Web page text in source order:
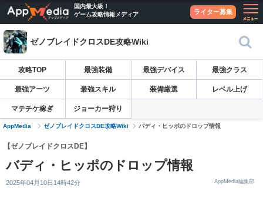
国内最大級！
ゲーム攻略情報メディア
ライター募集
ゼノブレイドクロスDE攻略Wiki
攻略TOP 最強装備 最強デバイス 最強クラス
最強アーツ 最強スキル 装備厳選 レベル上げ
マテチケ稼ぎ ジョーカー狩り
AppMedia ゼノブレイドクロスDE攻略Wiki バディ・ヒッポのドロップ情報
【ゼノブレイドクロスDE】
バディ・ヒッポのドロップ情報
2025年04月10日14時42分 AppMedia編集部